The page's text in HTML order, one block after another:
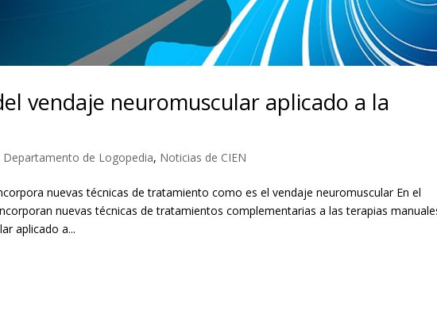
vendaje neuromuscular aplicado a la
Departamento de Logopedia, Noticias de CIEN
nuevas técnicas de tratamiento como es el vendaje neuromuscular En el
nuevas técnicas de tratamientos complementarias a las terapias
aplicado a...